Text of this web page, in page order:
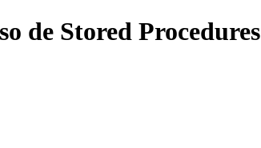
de Stored Procedures